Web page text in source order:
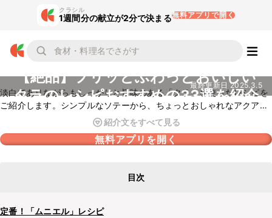
クラシル
1週間分の献立が2分で決まる無料アプリで開く
【絶品】プリッとふわっとおいしい
タラのレシピおすすめの33選を紹介
最終更新日2025.3.5
淡白でありながらもしっかりと旨味のある「タラ」を使ったレシピを
ご紹介します。シンプルなソテーから、ちょっとおしゃれなアクア
パッツァなど、普段の食卓やおもてなしの席にもおすすめのレシピを
集めました。プリッふわっとした食感をお楽しみください！
紹介文をすべて見る
無料アプリを開く
目次
定番！「ムニエル」レシピ